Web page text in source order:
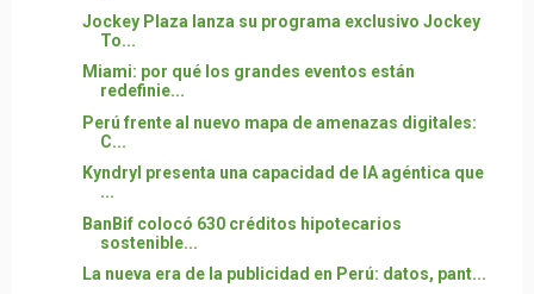
Jockey Plaza lanza su programa exclusivo Jockey
To...
Miami: por qué los grandes eventos están
redefinie...
Perú frente al nuevo mapa de amenazas digitales:
C...
Kyndryl presenta una capacidad de IA agéntica que
...
BanBif colocó 630 créditos hipotecarios
sostenible...
La nueva era de la publicidad en Perú: datos, pant...